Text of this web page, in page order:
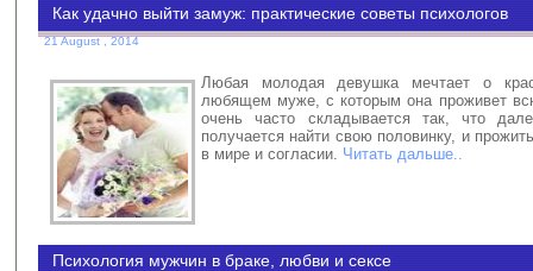
Как удачно выйти замуж: практические советы психологов
21 August , 2014
Любая молодая девушка мечтает о
любящем муже, с которым она проживет
очень часто складывается так, что
получается найти свою половинку, и
в мире и согласии. Читать дальше..
Психология мужчин в браке, любви и сексе